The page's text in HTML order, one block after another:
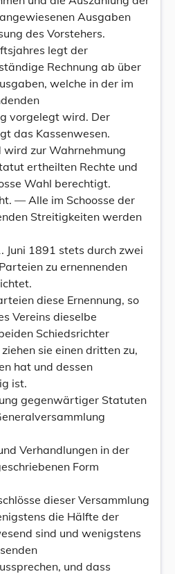
Ausgaben
des Vorstehers.
legt der
Rechnung ab über
welche in der im
vorgelegt wird. Der
das Kassenwesen.
zur Wahrnehmung
ertheilten Rechte und
Wahl berechtigt.
— Alle im Schoosse der
Streitigkeiten werden
Juni 1891 stets durch zwei
zu ernennenden
diese Ernennung, so
Vereins dieselbe
Schiedsrichter
sie einen dritten zu,
hat und dessen
ist.
gegenwärtiger Statuten
Verhandlungen in der
Form
dieser Versammlung
die Hälfte der
sind und wenigstens
und dass